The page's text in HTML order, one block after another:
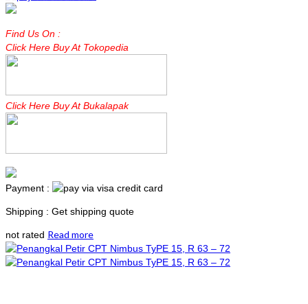
Find Us On :
Click Here Buy At Tokopedia
Click Here Buy At Bukalapak
Payment :
Shipping : Get shipping quote
not rated Read more